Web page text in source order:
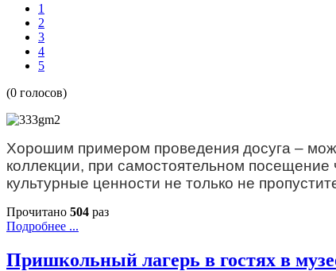
1
2
3
4
5
(0 голосов)
Хорошим примером проведения досуга –
коллекции, при самостоятельном посещение
культурные ценности не только не
Прочитано 504 раз
Подробнее ...
Пришкольный лагерь в гостях в